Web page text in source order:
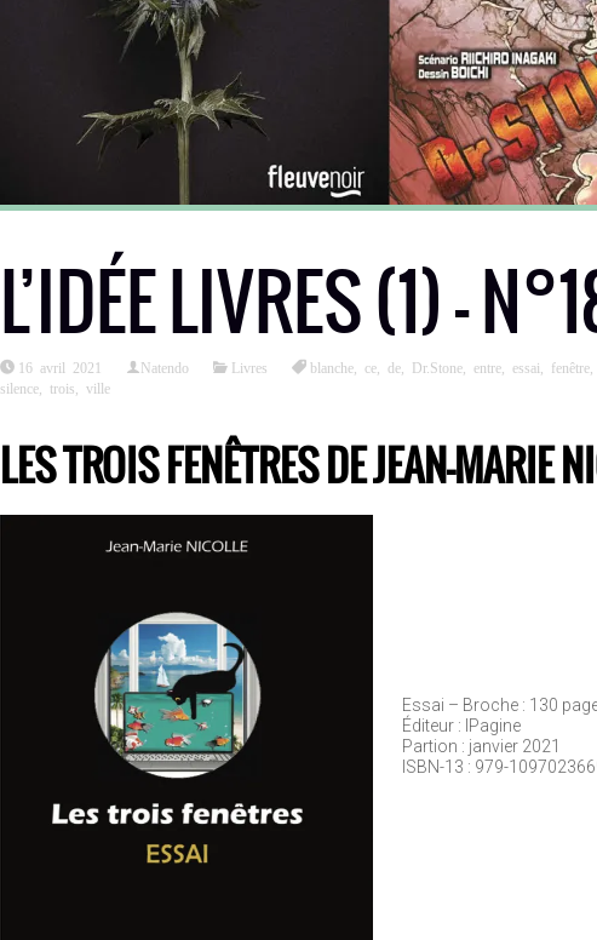
L’IDÉE LIVRES (1) –
16 avril 2021 Natendo Livres blanche ce de Dr.Stone entre essai fenêtre
silence
trois ville
LES TROIS FENÊTRES DE JEAN-MARIE
Essai – Broche : 130
Éditeur : IPagine
Partion : janvier 2021
ISBN-13 : 979-